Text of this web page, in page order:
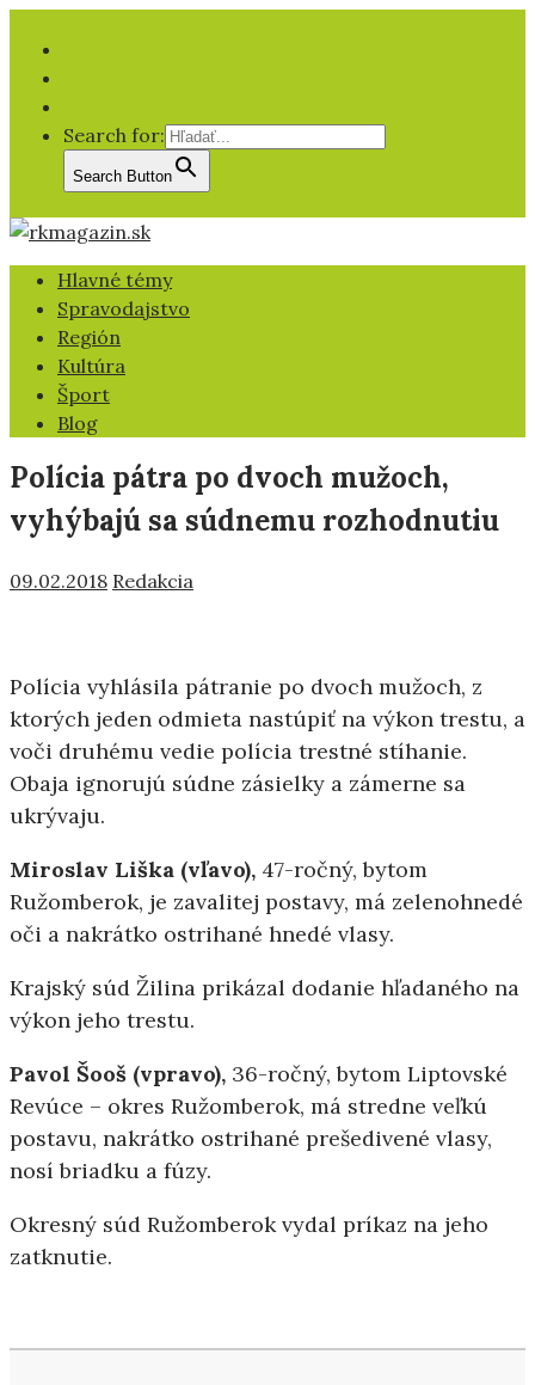
Search for:
Search Button
Hlavné témy
Spravodajstvo
Región
Kultúra
Šport
Blog
Polícia pátra po dvoch mužoch,
vyhýbajú sa súdnemu rozhodnutiu
09.02.2018 Redakcia
Polícia vyhlásila pátranie po dvoch mužoch, z
ktorých jeden odmieta nastúpiť na výkon trestu, a
voči druhému vedie polícia trestné stíhanie.
Obaja ignorujú súdne zásielky a zámerne sa
ukrývaju.
Miroslav Liška (vľavo), 47-ročný, bytom
Ružomberok, je zavalitej postavy, má zelenohnedé
oči a nakrátko ostrihané hnedé vlasy.
Krajský súd Žilina prikázal dodanie hľadaného na
výkon jeho trestu.
Pavol Šooš (vpravo), 36-ročný, bytom Liptovské
Revúce – okres Ružomberok, má stredne veľkú
postavu, nakrátko ostrihané prešedivené vlasy,
nosí briadku a fúzy.
Okresný súd Ružomberok vydal príkaz na jeho
zatknutie.